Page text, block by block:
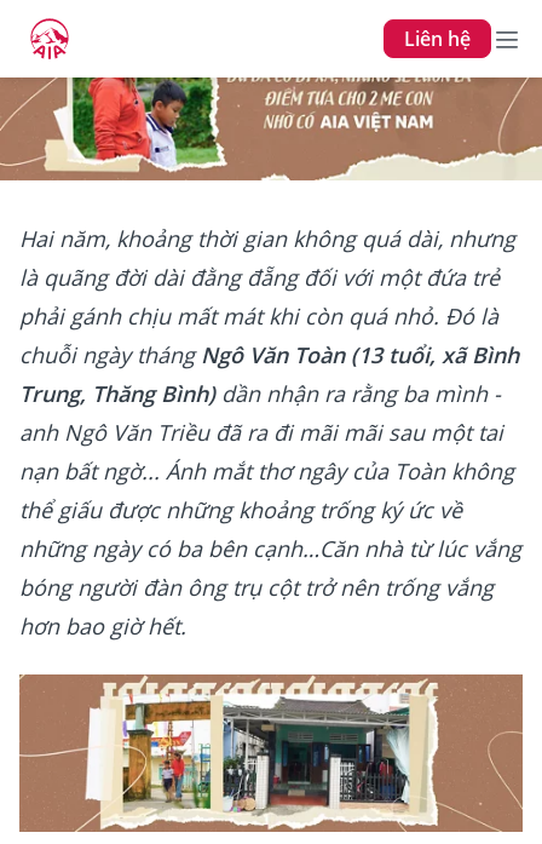
Liên hệ
Hai năm, khoảng thời gian không quá dài, nhưng
là quãng đời dài đằng đẵng đối với một đứa trẻ
phải gánh chịu mất mát khi còn quá nhỏ. Đó là
chuỗi ngày thángNgô Văn Toàn (13 tuổi, xã Bình
Trung, Thăng Bình)dần nhận ra rằng ba mình -
anh Ngô Văn Triều đã ra đi mãi mãi sau một tai
nạn bất ngờ... Ánh mắt thơ ngây của Toàn không
thể giấu được những khoảng trống ký ức về
những ngày có ba bên cạnh…Căn nhà từ lúc vắng
bóng người đàn ông trụ cột trở nên trống vắng
hơn bao giờ hết.